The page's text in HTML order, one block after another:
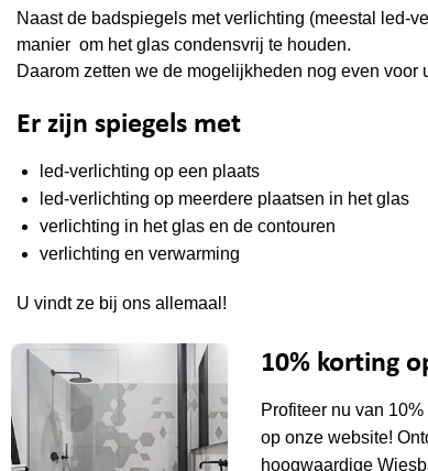
Naast de badspiegels met verlichting (meestal led-
manier om het glas condensvrij te houden.
Daarom zetten we de mogelijkheden nog even voor
Er zijn spiegels met
led-verlichting op een plaats
led-verlichting op meerdere plaatsen in het glas
verlichting in het glas en de contouren
verlichting en verwarming
U vindt ze bij ons allemaal!
10% korting
Profiteer nu van
op onze website!
hoogwaardige